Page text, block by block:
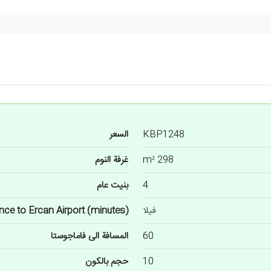
KBP1248
السعر
298 m²
غرفة النوم
4
بنيت عام
فيلا
to Ercan Airport (minutes)
60
المسافة الى فاماجوستا
10
حجم بالکون